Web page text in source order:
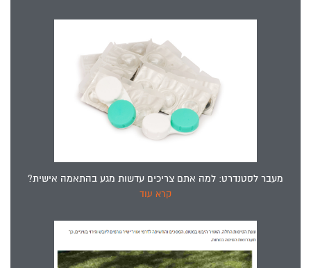
מעבר לסטנדרט: למה אתם צריכים עדשות מגע בהתאמה אישית?
קרא עוד